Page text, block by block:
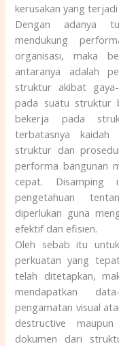
kerusakan yang
Dengan adanya
mendukung
organisasi, maka
antaranya adalah
struktur akibat
pada suatu struktur
bekerja pada
terbatasnya kaidah
struktur dan
performa bangunan
cepat. Disamping
pengetahuan
diperlukan guna
efektif dan efisien.
Oleh sebab itu
perkuatan yang
telah ditetapkan,
mendapatkan
pengamatan visual
destructive
dokumen dari